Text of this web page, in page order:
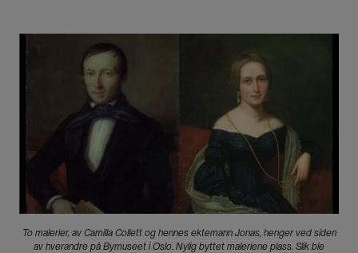
To malerier, av Camilla Collett og hennes ektemann Jonas, henger ved siden
av hverandre på Bymuseet i Oslo. Nylig byttet maleriene plass. Slik ble